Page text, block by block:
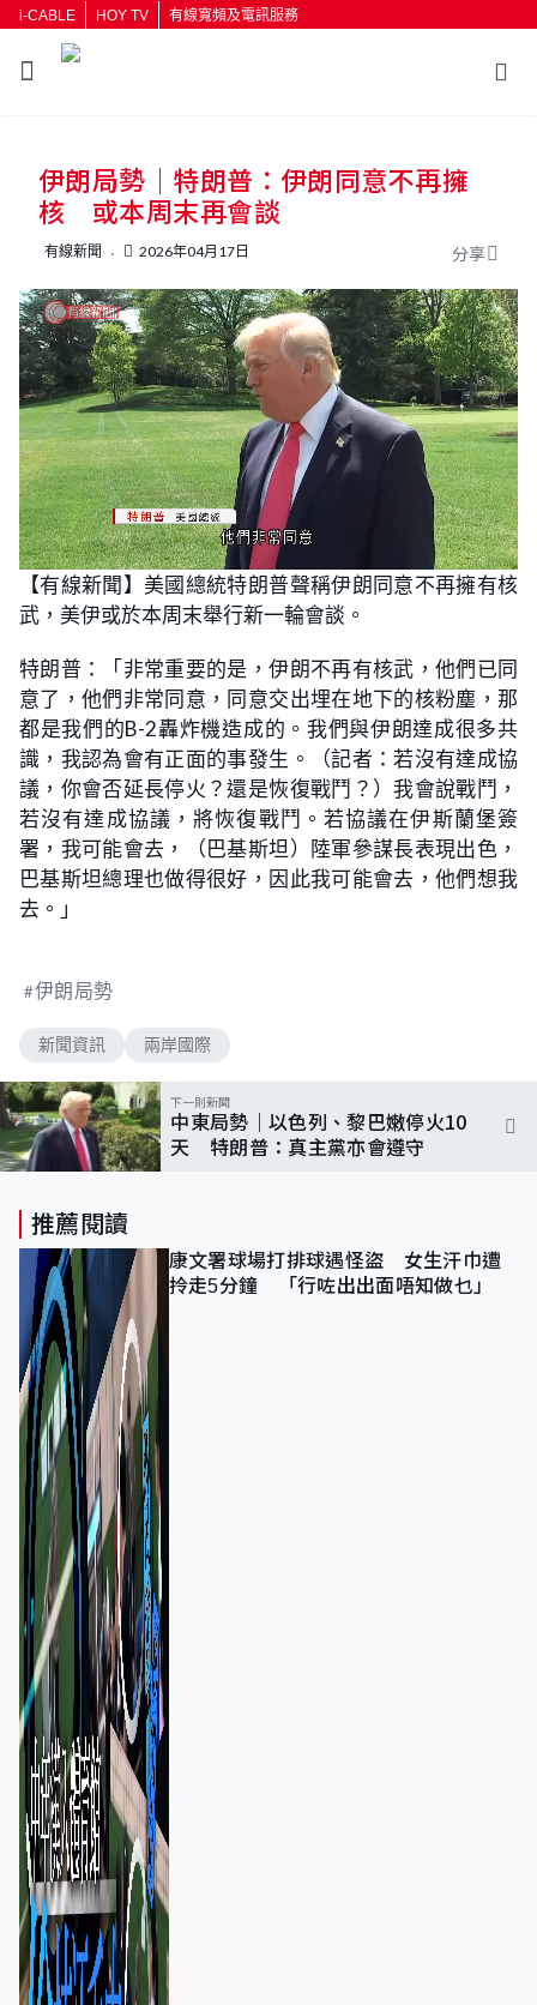
i-CABLE HOY TV 有線寬頻及電訊服務
按輸入鍵開始搜尋
伊朗局勢｜特朗普：伊朗同意不再擁
核 或本周末再會談
有線新聞 2026年04月17日 分享
U
n
m
t
e
L
o
a
d
e
d
2
.
5
0
%
【有線新聞】美國總統特朗普聲稱伊朗同意不再擁有核
武，美伊或於本周末舉行新一輪會談。
特朗普：「非常重要的是，伊朗不再有核武，他們已同
意了，他們非常同意，同意交出埋在地下的核粉塵，那
都是我們的B-2轟炸機造成的。我們與伊朗達成很多共
識，我認為會有正面的事發生。（記者：若沒有達成協
議，你會否延長停火？還是恢復戰鬥？）我會說戰鬥，
若沒有達成協議，將恢復戰鬥。若協議在伊斯蘭堡簽
署，我可能會去，（巴基斯坦）陸軍參謀長表現出色，
巴基斯坦總理也做得很好，因此我可能會去，他們想我
去。」
伊朗局勢
新聞資訊 兩岸國際
下一則新聞
中東局勢｜以色列、黎巴嫩停火10
天 特朗普：真主黨亦會遵守
推薦閱讀
康文署球場打排球遇怪盜 女生汗巾遭
拎走5分鐘 「行咗出出面唔知做乜」